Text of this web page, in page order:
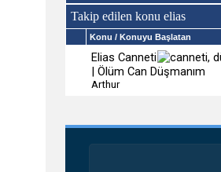
Takip edilen konu elias
Konu / Konuyu Başlatan
Elias Canneti
| Ölüm Can Düşmanım
Arthur